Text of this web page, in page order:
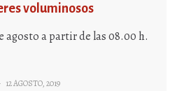
voluminosos
agosto a partir de las 08.00 h.
12 AGOSTO, 2019